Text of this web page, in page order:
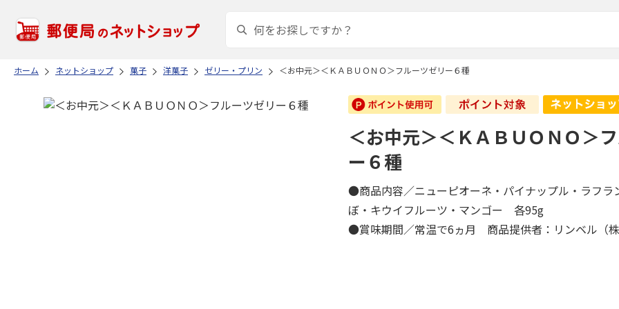
ホーム ネットショップ 菓子 洋菓子 ゼリー・プリン ＜お中元＞＜ＫＡＢＵＯＮＯ＞フルーツゼリー６種
＜お中元＞＜ＫＡＢＵＯＮＯ＞
ー６種
●商品内容／ニューピオーネ・パイナップル・ラフラ
ぼ・キウイフルーツ・マンゴー 各95g
●賞味期間／常温で6ヵ月 商品提供者：リンベル（